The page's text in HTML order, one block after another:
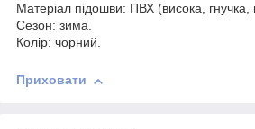
Матеріал підошви: ПВХ (висока, гнучка,
Сезон: зима.
Колір: чорний.
Приховати